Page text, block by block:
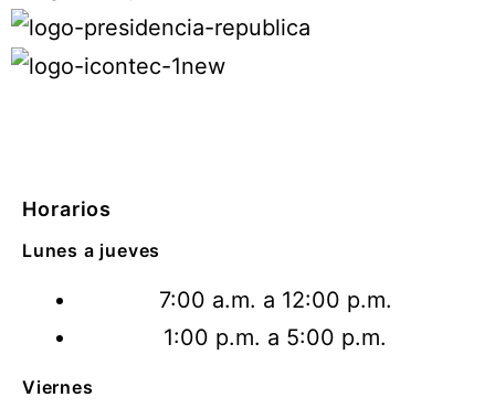
Horarios
Lunes a jueves
7:00 a.m. a 12:00 p.m.
1:00 p.m. a 5:00 p.m.
Viernes